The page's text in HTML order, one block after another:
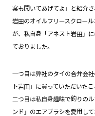
案も聞いてあげてよ」と紹介
岩田のオイルフリースクロー
が、私自身「アネスト岩田」
ておりました。
一つ目は弊社のタイの合弁会
ト岩田」に買っていただいたこ
二つ目は私自身趣味で釣りの
ンド」のエアブラシを愛用し